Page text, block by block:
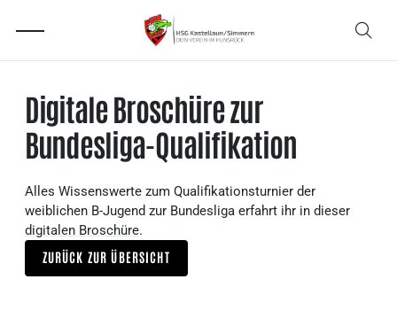
Digitale Broschüre zur
Bundesliga-Qualifikation
Alles Wissenswerte zum Qualifikationsturnier der
weiblichen B-Jugend zur Bundesliga erfahrt ihr in dieser
digitalen Broschüre.
ZURÜCK ZUR ÜBERSICHT